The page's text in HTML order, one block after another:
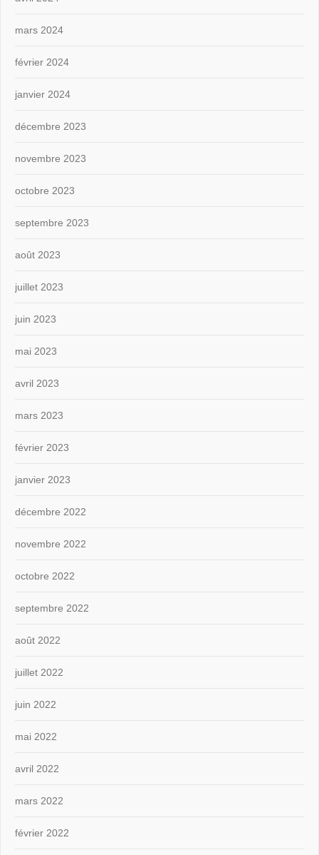
mars 2024
février 2024
janvier 2024
décembre 2023
novembre 2023
octobre 2023
septembre 2023
août 2023
juillet 2023
juin 2023
mai 2023
avril 2023
mars 2023
février 2023
janvier 2023
décembre 2022
novembre 2022
octobre 2022
septembre 2022
août 2022
juillet 2022
juin 2022
mai 2022
avril 2022
mars 2022
février 2022